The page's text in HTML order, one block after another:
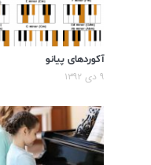
آکوردهای پیانو
۹ دی ۱۳۹۲